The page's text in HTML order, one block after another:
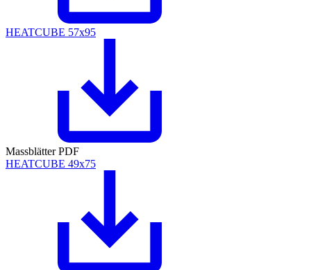
HEATCUBE 57x95
Massblätter PDF
HEATCUBE 49x75